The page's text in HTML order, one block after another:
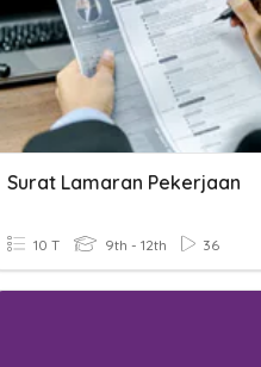
Surat Lamaran Pekerjaan
10 T 9th - 12th 36